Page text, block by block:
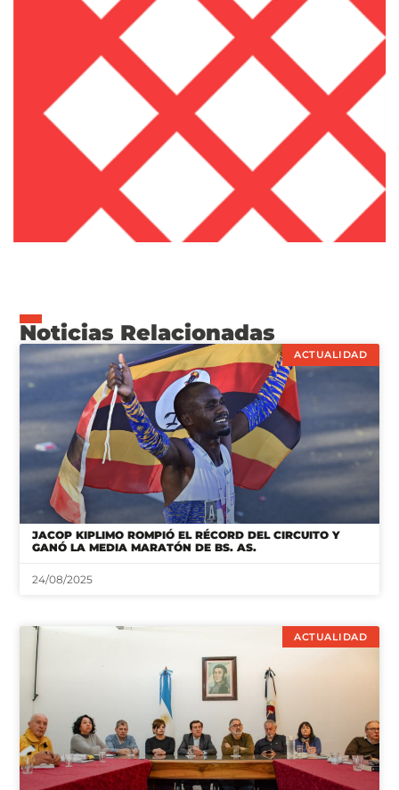
Noticias Relacionadas
ACTUALIDAD
JACOP KIPLIMO ROMPIÓ EL RÉCORD DEL CIRCUITO Y
GANÓ LA MEDIA MARATÓN DE BS. AS.
24/08/2025
ACTUALIDAD